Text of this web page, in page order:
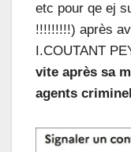
etc pour qe ej
!!!!!!!!!) après
I.COUTANT
vite après sa
agents